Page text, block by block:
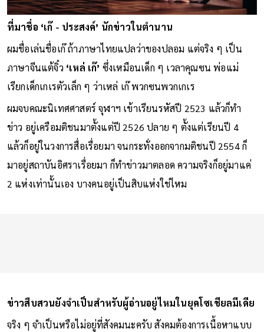
ที่มาชื่อ ‘เก๊ - ประสงค์’ นักข่าวในตำนาน
ผมชื่อเล่นชื่อเก๊ ถ้าภาษาไทยแปลว่าของปลอม แต่จริง ๆ เป็น
ภาษาจีนแต้จิ๋ว ‘เหล่ เก๊’ ซึ่งเหมือนเด็ก ๆ เวลาคุณซน พ่อแม่
เรียกเด็กเกเรตัวเล็ก ๆ ว่าเหล่ เก๊ พวกซนพวกเกเร
ผมจบคณะนิเทศศาสตร์ จุฬาฯ เข้าเรียนรหัสปี 2523 แล้วก็ทำ
ข่าว อยู่เครือมติชนมาตั้งแต่ปี 2526 ปลาย ๆ ตั้งแต่เรียนปี 4
แล้วก็อยู่ในวงการสื่อเรื่อยมา จนกระทั่งออกจากมติชนปี 2554 ก็
มาอยู่สถาบันอิศราเรื่อยมา ก็ทำข่าวมาตลอด ความจริงก็อยู่มาแค่
2 แห่งเท่านั้นเอง บางคนอยู่เป็นสิบแห่งใช่ไหม
ข่าวสืบสวนยังจำเป็นสำหรับผู้อ่านอยู่ไหมในยุคโซเชียลมีเดีย
จริง ๆ จำเป็นหรือไม่อยู่ที่สังคมนะครับ สังคมต้องการเนื้อหาแบบ